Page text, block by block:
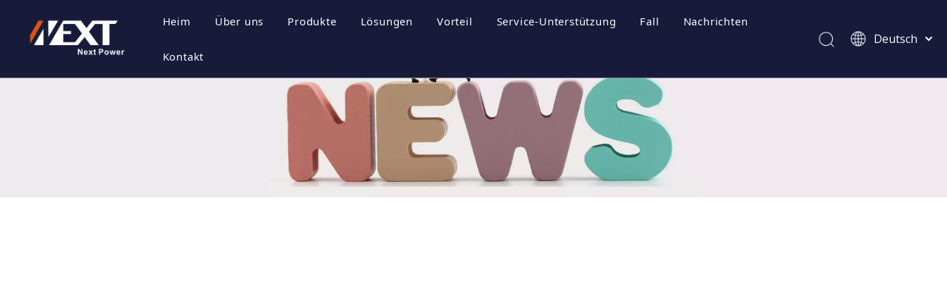
Heim Über uns
Unternehmenskultur
Zertifikat Ehre
Unternehmensstil
Produkte
Photovoltaik-Wechselrichter
Photovoltaikanlage
Lösungen Vorteil Service-Unterstützung
Herunterladen
Videos
Fall Nachrichten
Kontakt
Deutsch
Kiswahili